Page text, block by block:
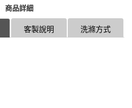
商品詳細
洗滌方式
客製說明